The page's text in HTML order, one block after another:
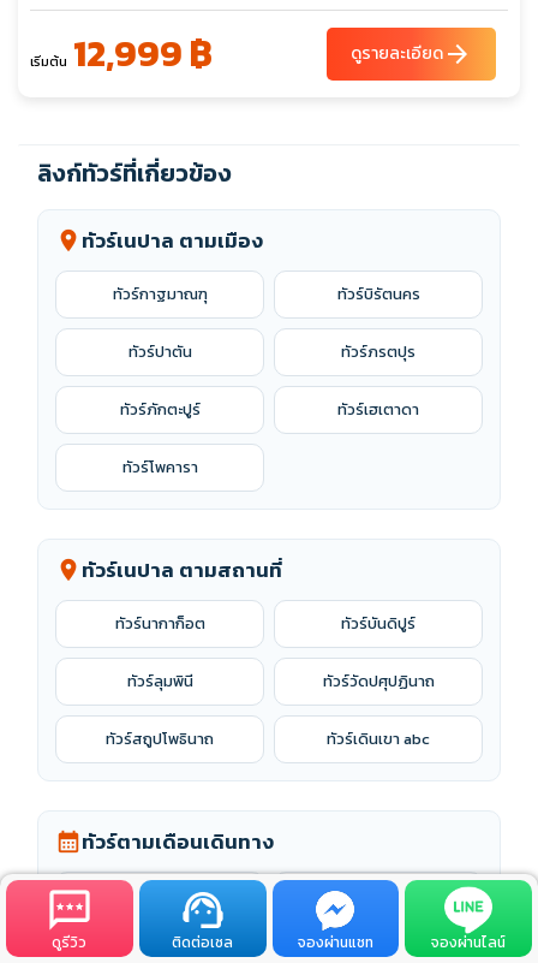
เริ่มต้น 12,999 ฿ ดูรายละเอียดarrow_forward
ลิงก์ทัวร์ที่เกี่ยวข้อง
location_on ทัวร์เนปาล ตามเมือง
ทัวร์กาฐมาณฑุ ทัวร์บิรัตนคร
ทัวร์ปาตัน ทัวร์ภรตปุร
ทัวร์ภักตะปูร์ ทัวร์เฮเตาดา
ทัวร์โพคารา
location_on ทัวร์เนปาล ตามสถานที่
ทัวร์นากาก็อต ทัวร์บันดิปูร์
ทัวร์ลุมพินี ทัวร์วัดปศุปฏินาถ
ทัวร์สถูปโพธินาถ ทัวร์เดินเขา abc
calendar_monthทัวร์ตามเดือนเดินทาง
ทัวร์โพคารา สิงหาคม 2569 ทัวร์โพคารา กันยายน 2569
ทัวร์โพคารา ตุลาคม 2569
ทัวร์โพคารา พฤศจิกายน
ดูรีวิว ติดต่อเซล จองผ่านแชท จองผ่านไลน์